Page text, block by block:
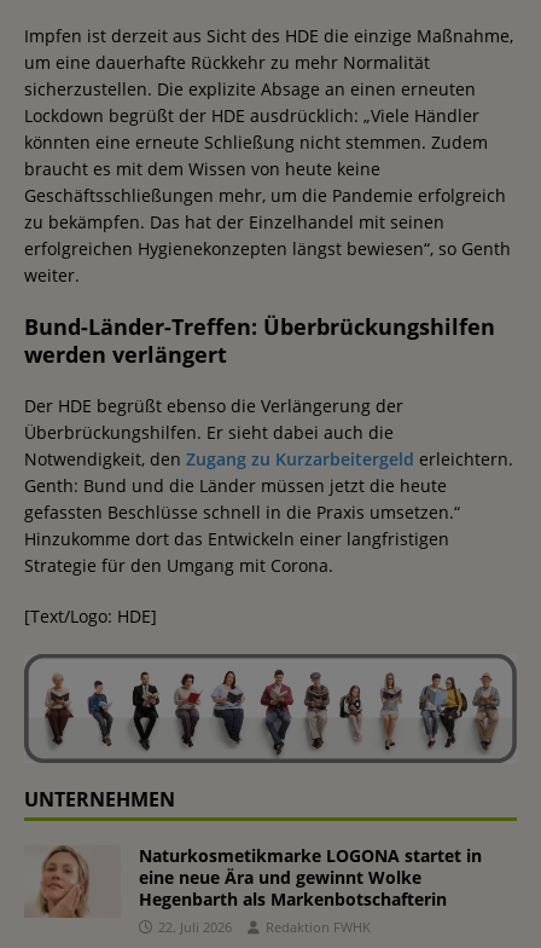
Impfen ist derzeit aus Sicht des HDE die einzige Maßnahme,
um eine dauerhafte Rückkehr zu mehr Normalität
sicherzustellen. Die explizite Absage an einen erneuten
Lockdown begrüßt der HDE ausdrücklich: „Viele Händler
könnten eine erneute Schließung nicht stemmen. Zudem
braucht es mit dem Wissen von heute keine
Geschäftsschließungen mehr, um die Pandemie erfolgreich
zu bekämpfen. Das hat der Einzelhandel mit seinen
erfolgreichen Hygienekonzepten längst bewiesen“, so Genth
weiter.
Bund-Länder-Treffen: Überbrückungshilfen
werden verlängert
Der HDE begrüßt ebenso die Verlängerung der
Überbrückungshilfen. Er sieht dabei auch die
Notwendigkeit, den Zugang zu Kurzarbeitergeld erleichtern.
Genth: Bund und die Länder müssen jetzt die heute
gefassten Beschlüsse schnell in die Praxis umsetzen.“
Hinzukomme dort das Entwickeln einer langfristigen
Strategie für den Umgang mit Corona.
[Text/Logo: HDE]
UNTERNEHMEN
Naturkosmetikmarke LOGONA startet in
eine neue Ära und gewinnt Wolke
Hegenbarth als Markenbotschafterin
22. Juli 2026 Redaktion FWHK